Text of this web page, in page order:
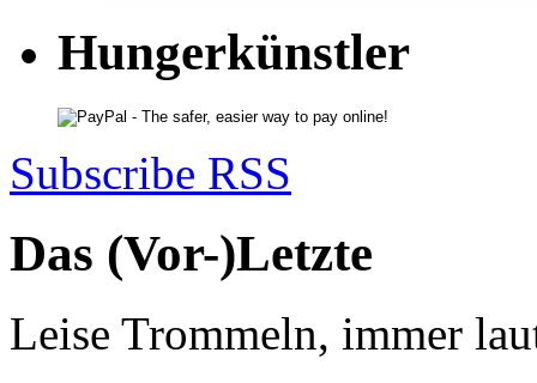
Hungerkünstler
Subscribe RSS
Das (Vor-)Letzte
Leise Trommeln, immer